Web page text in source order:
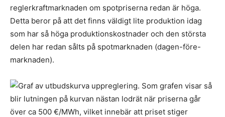
reglerkraftmarknaden om spotpriserna redan är höga.
Detta beror på att det finns väldigt lite produktion idag
som har så höga produktionskostnader och den största
delen har redan sålts på spotmarknaden (dagen-före-
marknaden).